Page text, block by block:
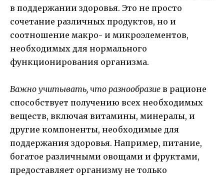
в поддержании здоровья. Это не просто
сочетание различных продуктов, но и
соотношение макро- и микроэлементов,
необходимых для нормального
функционирования организма.
Важно учитывать, что разнообразие в рационе
способствует получению всех необходимых
веществ, включая витамины, минералы, и
другие компоненты, необходимые для
поддержания здоровья. Например, питание,
богатое различными овощами и фруктами,
предоставляет организму не только